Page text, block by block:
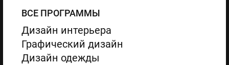
ВСЕ ПРОГРАММЫ
Дизайн интерьера
Графический дизайн
Дизайн одежды